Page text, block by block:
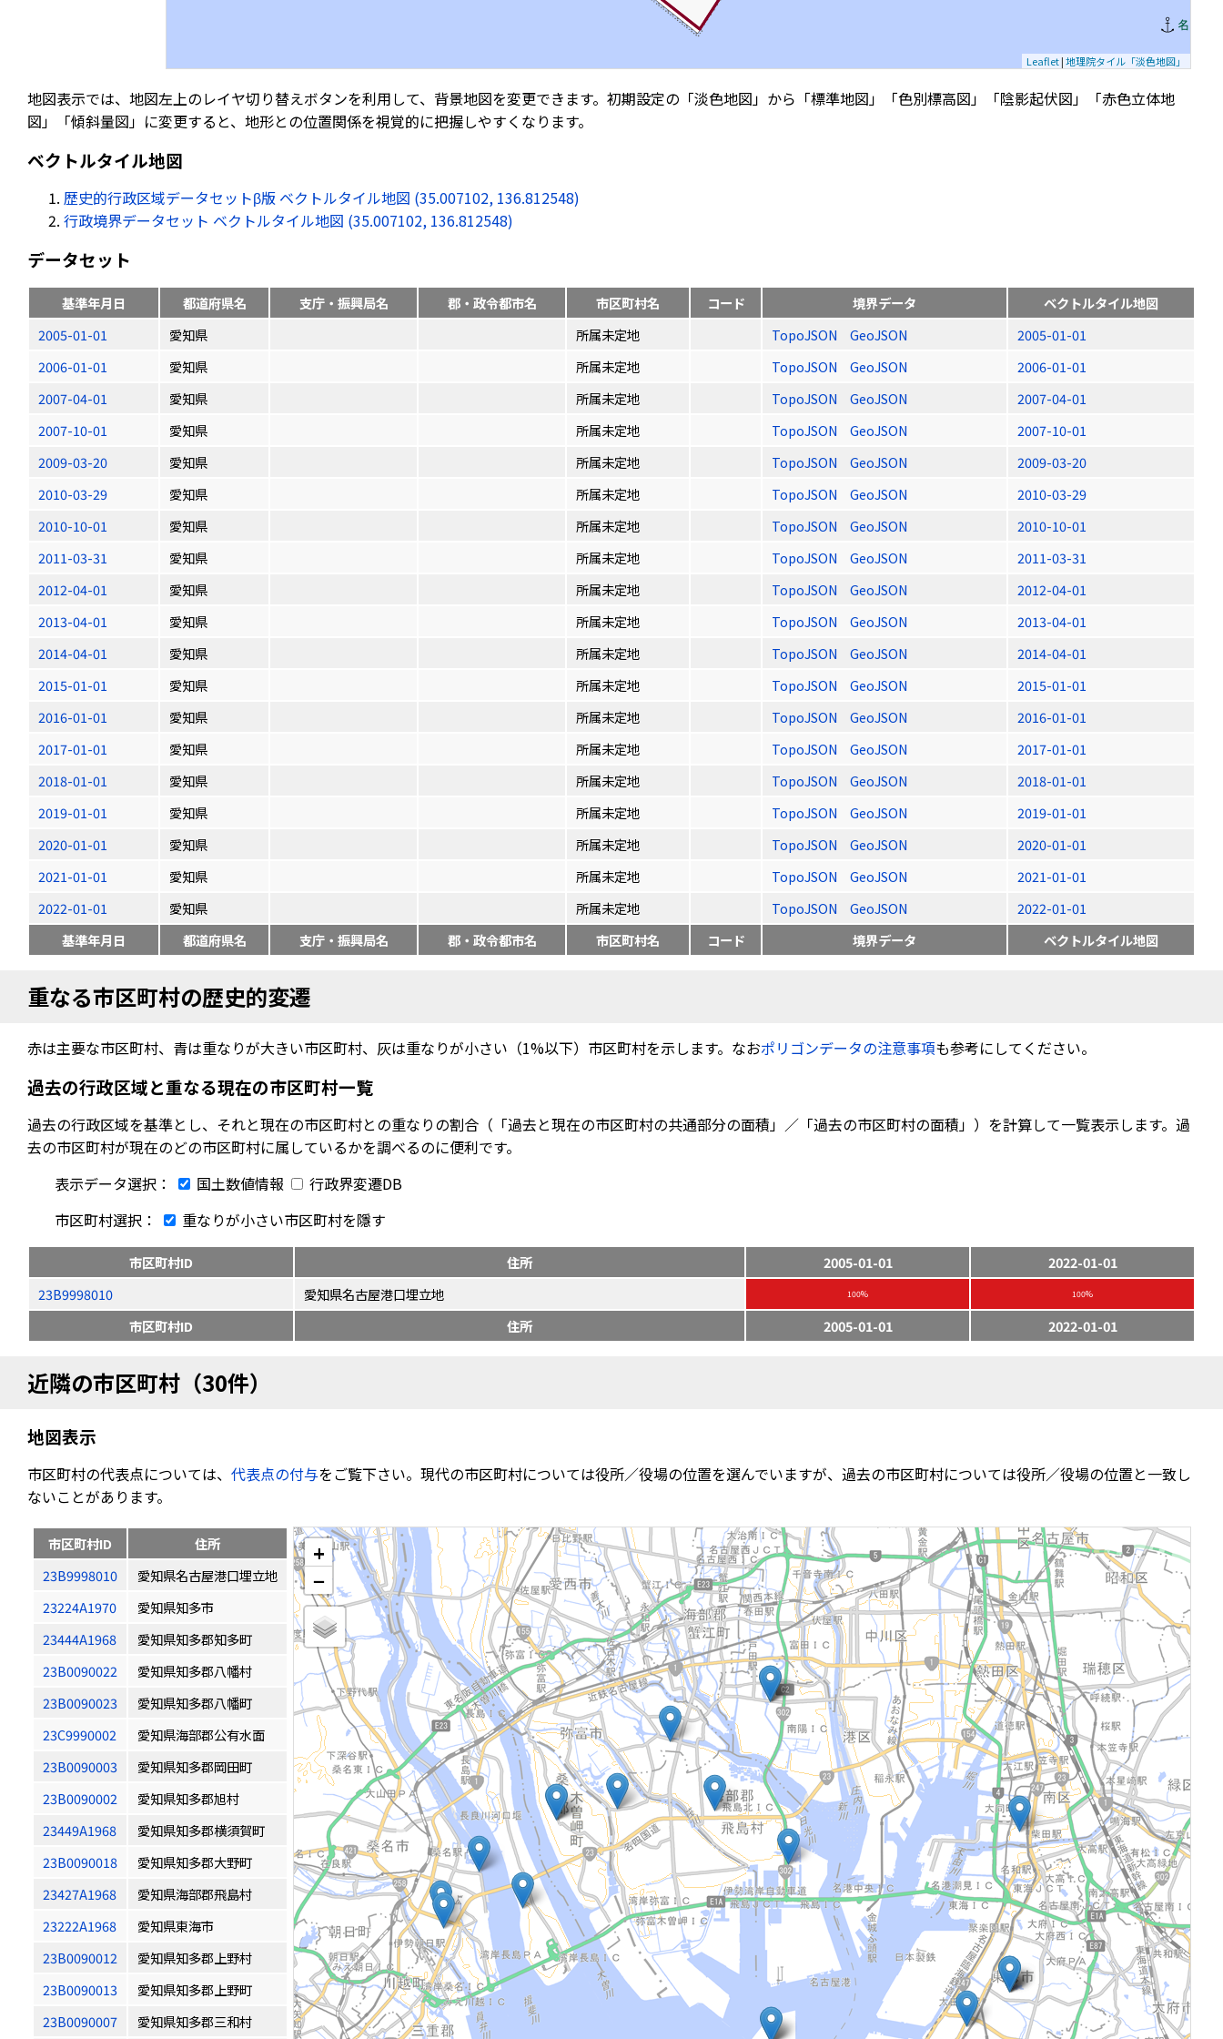
Leaflet|地理院タイル「淡色地図」
地図表示では、地図左上のレイヤ切り替えボタンを利用して、背景地図を変更できます。初期設定の「淡色地図」から「標準地図」「色別標高図」「陰影起伏図」「赤色立体地
図」「傾斜量図」に変更すると、地形との位置関係を視覚的に把握しやすくなります。
ベクトルタイル地図
歴史的行政区域データセットβ版 ベクトルタイル地図 (35.007102, 136.812548)
行政境界データセット ベクトルタイル地図 (35.007102, 136.812548)
データセット
基準年月日 都道府県名 支庁・振興局名 郡・政令都市名 市区町村名 コード 境界データ
ベクトルタイル地図
2005-01-01
愛知県 所属未定地 TopoJSON GeoJSON
2005-01-01
2006-01-01
愛知県 所属未定地 TopoJSON GeoJSON
2006-01-01
2007-04-01
愛知県 所属未定地 TopoJSON GeoJSON
2007-04-01
2007-10-01
愛知県 所属未定地 TopoJSON GeoJSON
2007-10-01
2009-03-20
愛知県 所属未定地 TopoJSON GeoJSON
2009-03-20
2010-03-29
愛知県 所属未定地 TopoJSON GeoJSON
2010-03-29
2010-10-01
愛知県 所属未定地 TopoJSON GeoJSON
2010-10-01
2011-03-31
愛知県 所属未定地 TopoJSON GeoJSON
2011-03-31
2012-04-01
愛知県 所属未定地 TopoJSON GeoJSON
2012-04-01
2013-04-01
愛知県 所属未定地 TopoJSON GeoJSON
2013-04-01
2014-04-01
愛知県 所属未定地 TopoJSON GeoJSON
2014-04-01
2015-01-01
愛知県 所属未定地 TopoJSON GeoJSON
2015-01-01
2016-01-01
愛知県 所属未定地 TopoJSON GeoJSON
2016-01-01
2017-01-01
愛知県 所属未定地 TopoJSON GeoJSON
2017-01-01
2018-01-01
愛知県 所属未定地 TopoJSON GeoJSON
2018-01-01
2019-01-01
愛知県 所属未定地 TopoJSON GeoJSON
2019-01-01
2020-01-01
愛知県 所属未定地 TopoJSON GeoJSON
2020-01-01
2021-01-01
愛知県 所属未定地 TopoJSON GeoJSON
2021-01-01
2022-01-01
愛知県 所属未定地 TopoJSON GeoJSON
2022-01-01
基準年月日
都道府県名 支庁・振興局名 郡・政令都市名 市区町村名 コード 境界データ ベクトルタイル地図
重なる市区町村の歴史的変遷
赤は主要な市区町村、青は重なりが大きい市区町村、灰は重なりが小さい（1%以下）市区町村を示します。なおポリゴンデータの注意事項も参考にしてください。
過去の行政区域と重なる現在の市区町村一覧
過去の行政区域を基準とし、それと現在の市区町村との重なりの割合（「過去と現在の市区町村の共通部分の面積」／「過去の市区町村の面積」）を計算して一覧表示します。過
去の市区町村が現在のどの市区町村に属しているかを調べるのに便利です。
表示データ選択：
国土数値情報
行政界変遷DB
市区町村選択：
重なりが小さい市区町村を隱す
市区町村ID 住所 2005-01-01
2022-01-01
23B9998010
愛知県名古屋港口埋立地 100% 100%
市区町村ID 住所 2005-01-01 2022-01-01
近隣の市区町村（30件）
地図表示
市区町村の代表点については、 代表点の付与をご覧下さい。現代の市区町村については役所／役場の位置を選んでいますが、過去の市区町村については役所／役場の位置と一致し
ないことがあります。
市区町村ID
住所
23B9998010
愛知県名古屋港口埋立地
23224A1970
愛知県知多市
23444A1968
愛知県知多郡知多町
23B0090022
愛知県知多郡八幡村
23B0090023
愛知県知多郡八幡町
23C9990002
愛知県海部郡公有水面
23B0090003
愛知県知多郡岡田町
23B0090002
愛知県知多郡旭村
23449A1968
愛知県知多郡横須賀町
23B0090018
愛知県知多郡大野町
23427A1968
愛知県海部郡飛島村
23222A1968
愛知県東海市
23B0090012
愛知県知多郡上野村
23B0090013
愛知県知多郡上野町
23B0090007
愛知県知多郡三和村
+
−